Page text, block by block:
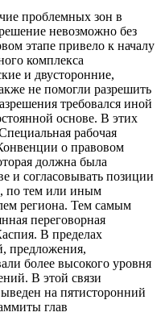
проблемных зон в
невозможно без
этапе привело к началу
комплекса
и двусторонние,
не помогли разрешить
требовался иной
основе. В этих
рабочая
о правовом
должна была
и согласовывать позиции
по тем или иным
региона. Тем самым
переговорная
В пределах
предложения,
более высокого уровня
В этой связи
на пятисторонний
глав